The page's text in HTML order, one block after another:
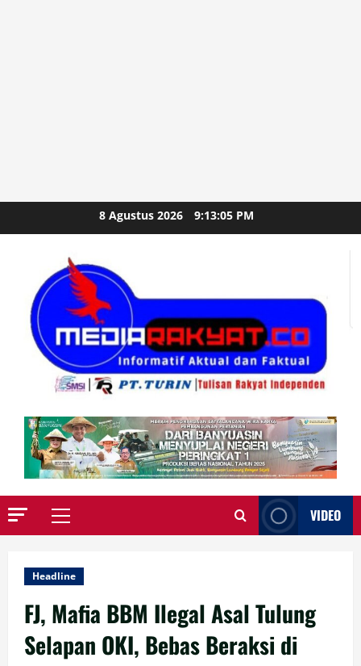
to
8 Agustus 2026 9:13:06 PM
Primary
VIDEO
Headline
FJ, Mafia BBM Ilegal Asal Tulung
Selapan OKI, Bebas Beraksi di